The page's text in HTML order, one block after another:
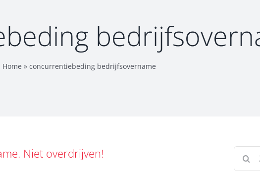
Home » concurrentiebeding bedrijfsovername
Niet overdrijven!
naar: